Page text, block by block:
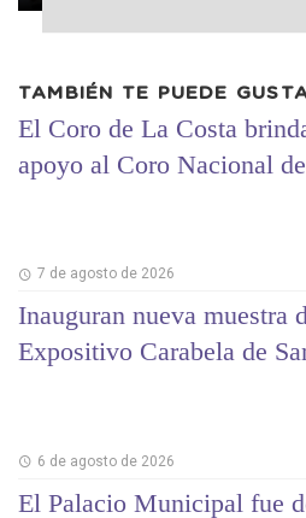
TAMBIÉN TE PUEDE
El Coro de La Costa
apoyo al Coro Nacional
7 de agosto de 2026
Inauguran nueva muestra
Expositivo Carabela de
6 de agosto de 2026
El Palacio Municipal fue